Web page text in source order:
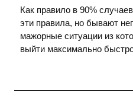
Как правило в 90%
эти правила, но бывают
мажорные ситуации из
выйти максимально